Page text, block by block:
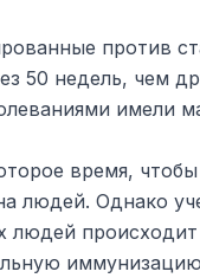
против
50 недель, чем
имели
время,
людей. Однако
людей